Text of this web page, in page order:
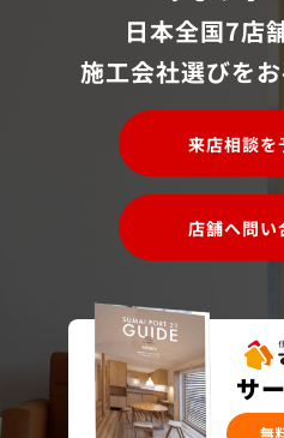
日本全国7店
施工会社選びをお
来店相談を
店舗へ問い